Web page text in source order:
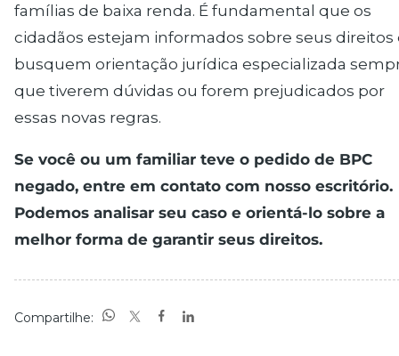
famílias de baixa renda. É fundamental que os
cidadãos estejam informados sobre seus direitos
busquem orientação jurídica especializada
que tiverem dúvidas ou forem prejudicados por
essas novas regras.
Se vocêou um familiar teve o pedido de BPC
negado, entre em contato com nosso escritório.
Podemos analisar seu caso e orientá-lo sobre a
melhor forma de garantir seus direitos.
Compartilhe: